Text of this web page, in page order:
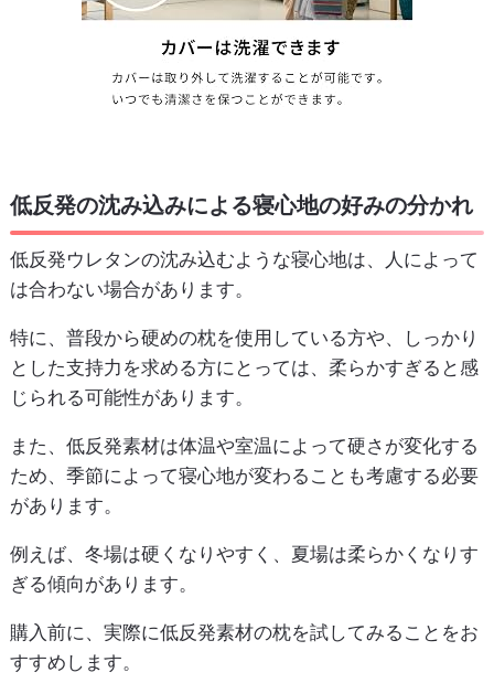
低反発の沈み込みによる寝心地の好みの分かれ
低反発ウレタンの沈み込むような寝心地は、人によって
は合わない場合があります。
特に、普段から硬めの枕を使用している方や、しっかり
とした支持力を求める方にとっては、柔らかすぎると感
じられる可能性があります。
また、低反発素材は体温や室温によって硬さが変化する
ため、季節によって寝心地が変わることも考慮する必要
があります。
例えば、冬場は硬くなりやすく、夏場は柔らかくなりす
ぎる傾向があります。
購入前に、実際に低反発素材の枕を試してみることをお
すすめします。